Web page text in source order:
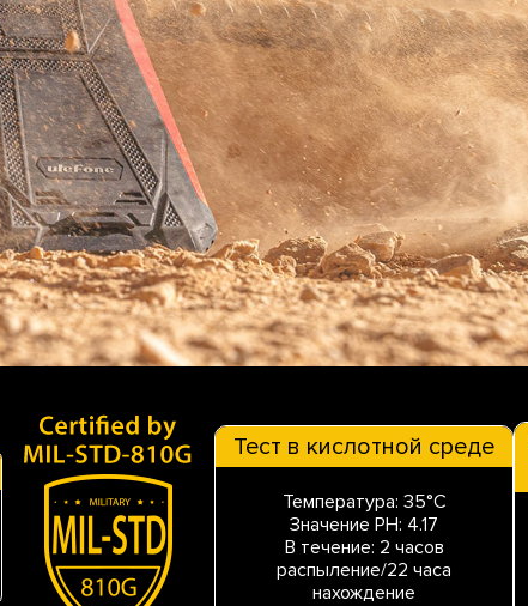
Тест в кислотной среде
Температура: 35°C
Значение PH: 4.17
В течение: 2 часов
распыление/22 часа
нахождение